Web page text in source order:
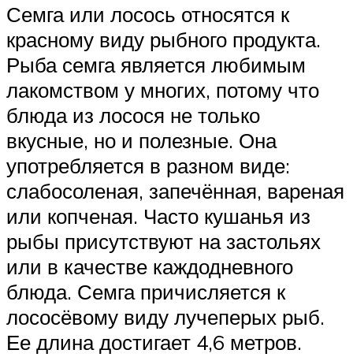
Семга или лосось относятся к
красному виду рыбного продукта.
Рыба семга является любимым
лакомством у многих, потому что
блюда из лосося не только
вкусные, но и полезные. Она
употребляется в разном виде:
слабосоленая, запечённая, вареная
или копченая. Часто кушанья из
рыбы присутствуют на застольях
или в качестве каждодневного
блюда. Семга причисляется к
лососёвому виду лучеперых рыб.
Ее длина достигает 4,6 метров.